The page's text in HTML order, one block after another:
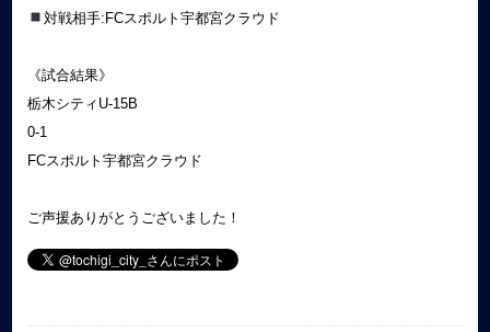
対戦相手:FCスポルト宇都宮クラウド
《試合結果》
栃木シティU-15B
0-1
FCスポルト宇都宮クラウド
ご声援ありがとうございました！